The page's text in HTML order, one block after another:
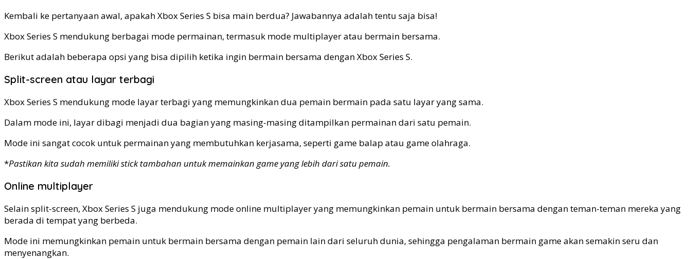
Kembali ke pertanyaan awal, apakah Xbox Series S bisa main berdua? Jawabannya adalah tentu saja bisa!
Xbox Series S mendukung berbagai mode permainan, termasuk mode multiplayer atau bermain bersama.
Berikut adalah beberapa opsi yang bisa dipilih ketika ingin bermain bersama dengan Xbox Series S.
Split-screen atau layar terbagi
Xbox Series S mendukung mode layar terbagi yang memungkinkan dua pemain bermain pada satu layar yang sama.
Dalam mode ini, layar dibagi menjadi dua bagian yang masing-masing ditampilkan permainan dari satu pemain.
Mode ini sangat cocok untuk permainan yang membutuhkan kerjasama, seperti game balap atau game olahraga.
*Pastikan kita sudah memiliki stick tambahan untuk memainkan game yang lebih dari satu pemain.
Online multiplayer
Selain split-screen, Xbox Series S juga mendukung mode online multiplayer yang memungkinkan pemain untuk bermain bersama dengan teman-teman mereka yang
berada di tempat yang berbeda.
Mode ini memungkinkan pemain untuk bermain bersama dengan pemain lain dari seluruh dunia, sehingga pengalaman bermain game akan semakin seru dan
menyenangkan.